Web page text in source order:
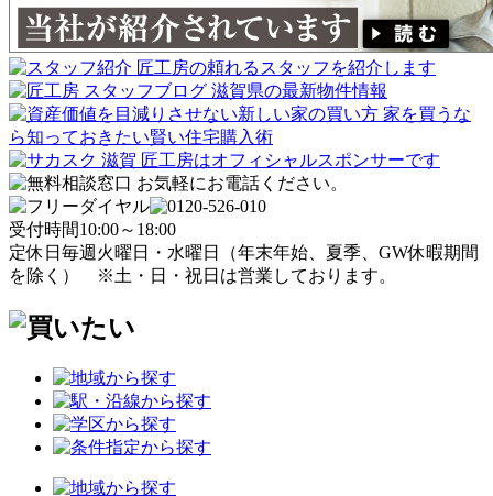
受付時間10:00～18:00
定休日 毎週火曜日・水曜日
（年末年始、夏季、GW休暇期間
を除く）
※土・日・祝日は営業しております。